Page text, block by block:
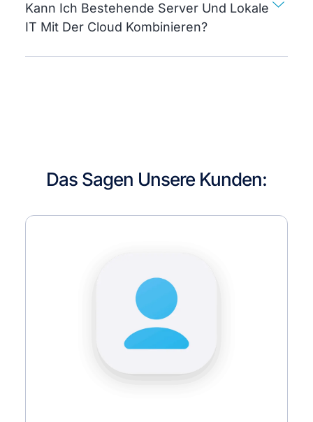
Kann Ich Bestehende Server Und Lokale
IT Mit Der Cloud Kombinieren?
Das Sagen Unsere Kunden: